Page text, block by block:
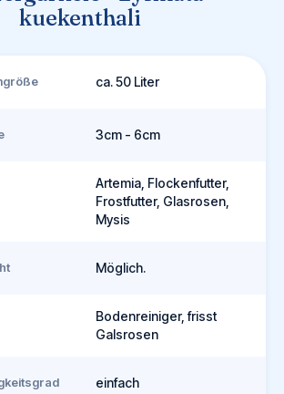
kuekenthali
ca. 50 Liter
3cm - 6cm
Artemia, Flockenfutter,
Frostfutter, Glasrosen,
Mysis
Möglich.
Bodenreiniger, frisst
Galsrosen
einfach